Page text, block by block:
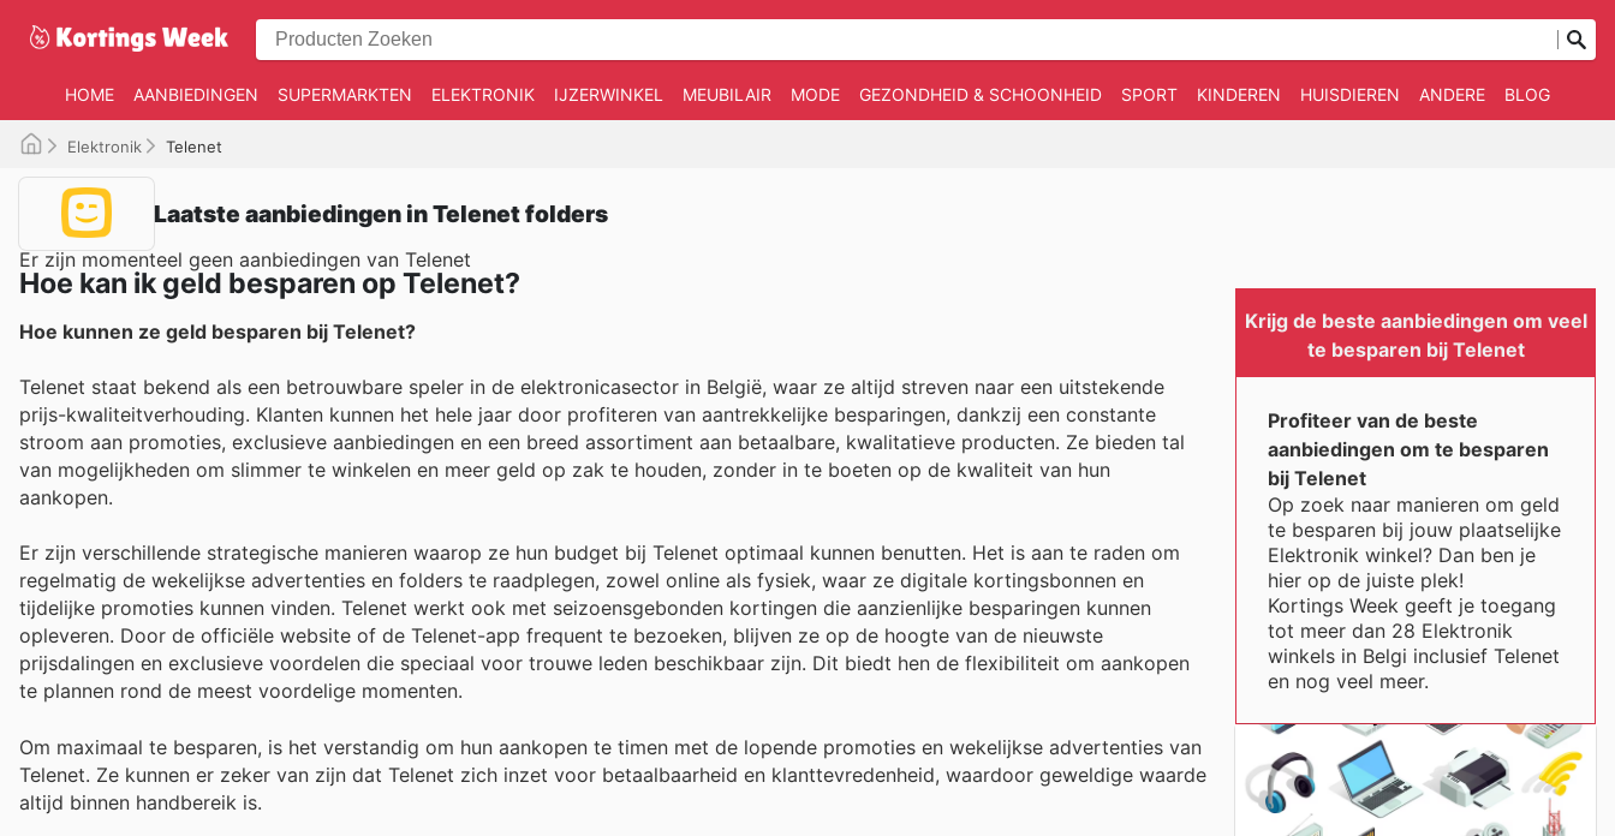
HOME AANBIEDINGEN SUPERMARKTEN ELEKTRONIK IJZERWINKEL MEUBILAIR MODE GEZONDHEID & SCHOONHEID SPORT KINDEREN HUISDIEREN ANDERE BLOG
Elektronik Telenet
Laatste aanbiedingen in Telenet folders
Er zijn momenteel geen aanbiedingen van Telenet
Hoe kan ik geld besparen op Telenet?
Hoe kunnen ze geld besparen bij Telenet?
Telenet staat bekend als een betrouwbare speler in de elektronicasector in België, waar ze altijd streven naar een uitstekende
prijs-kwaliteitverhouding. Klanten kunnen het hele jaar door profiteren van aantrekkelijke besparingen, dankzij een constante
stroom aan promoties, exclusieve aanbiedingen en een breed assortiment aan betaalbare, kwalitatieve producten. Ze bieden tal
van mogelijkheden om slimmer te winkelen en meer geld op zak te houden, zonder in te boeten op de kwaliteit van hun
aankopen.
Er zijn verschillende strategische manieren waarop ze hun budget bij Telenet optimaal kunnen benutten. Het is aan te raden om
regelmatig de wekelijkse advertenties en folders te raadplegen, zowel online als fysiek, waar ze digitale kortingsbonnen en
tijdelijke promoties kunnen vinden. Telenet werkt ook met seizoensgebonden kortingen die aanzienlijke besparingen kunnen
opleveren. Door de officiële website of de Telenet-app frequent te bezoeken, blijven ze op de hoogte van de nieuwste
prijsdalingen en exclusieve voordelen die speciaal voor trouwe leden beschikbaar zijn. Dit biedt hen de flexibiliteit om aankopen
te plannen rond de meest voordelige momenten.
Om maximaal te besparen, is het verstandig om hun aankopen te timen met de lopende promoties en wekelijkse advertenties van
Telenet. Ze kunnen er zeker van zijn dat Telenet zich inzet voor betaalbaarheid en klanttevredenheid, waardoor geweldige waarde
altijd binnen handbereik is.
Krijg de beste aanbiedingen om veel
te besparen bij Telenet
Profiteer van de beste
aanbiedingen om te besparen
bij Telenet
Op zoek naar manieren om geld
te besparen bij jouw plaatselijke
Elektronik winkel? Dan ben je
hier op de juiste plek!
Kortings Week geeft je toegang
tot meer dan 28 Elektronik
winkels in Belgi inclusief Telenet
en nog veel meer.